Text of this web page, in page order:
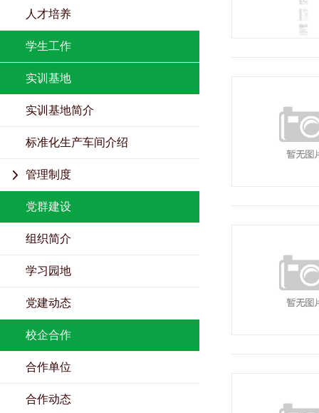
人才培养
学生工作
实训基地
实训基地简介
标准化生产车间介绍
管理制度
党群建设
组织简介
学习园地
党建动态
校企合作
合作单位
合作动态